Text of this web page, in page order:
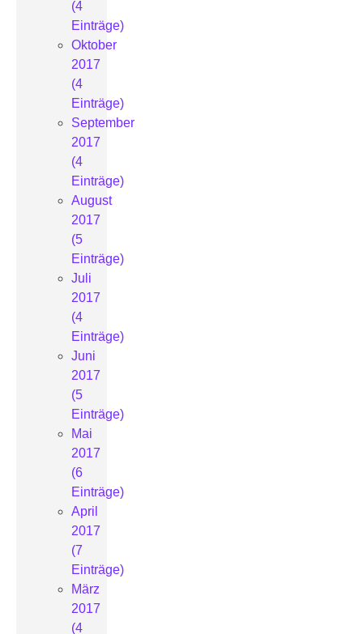
(4
Einträge)
Oktober
2017
(4
Einträge)
September
2017
(4
Einträge)
August
2017
(5
Einträge)
Juli
2017
(4
Einträge)
Juni
2017
(5
Einträge)
Mai
2017
(6
Einträge)
April
2017
(7
Einträge)
März
2017
(4